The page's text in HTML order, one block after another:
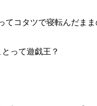
てコタツで寝転んだまま
って遊戯王？